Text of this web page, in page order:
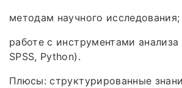
методам научного исследования;
работе с инструментами
SPSS, Python).
Плюсы: структурированные